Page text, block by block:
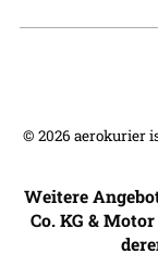
© 2026 aerokurier
Weitere
Co. KG &